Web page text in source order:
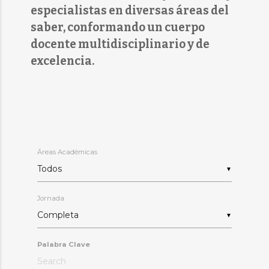
especialistas en diversas áreas del
saber, conformando un cuerpo
docente multidisciplinario y de
excelencia.
Áreas Académicas
▼
Jornada
▼
Palabra Clave